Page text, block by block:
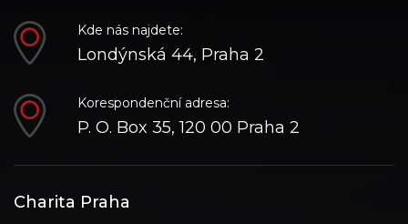
Kde nás najdete:
Londýnská 44, Praha 2
Korespondenční adresa:
P. O. Box 35, 120 00 Praha 2
Charita Praha